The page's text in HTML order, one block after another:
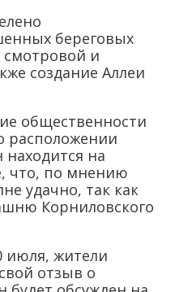
береговых
смотровой и
создание Аллеи
общественности
расположении
находится на
что, по мнению
удачно, так как
Корниловского
июля, жители
отзыв о